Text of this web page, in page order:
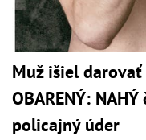
Muž išiel
OBARENÝ:
policajný úder